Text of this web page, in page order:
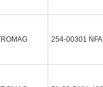
254-00301